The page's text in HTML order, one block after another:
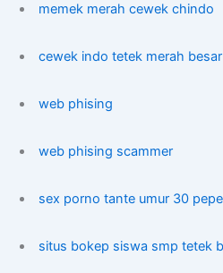
memek merah cewek chindo
cewek indo tetek merah besar
web phising
web phising scammer
sex porno tante umur 30
situs bokep siswa smp tetek